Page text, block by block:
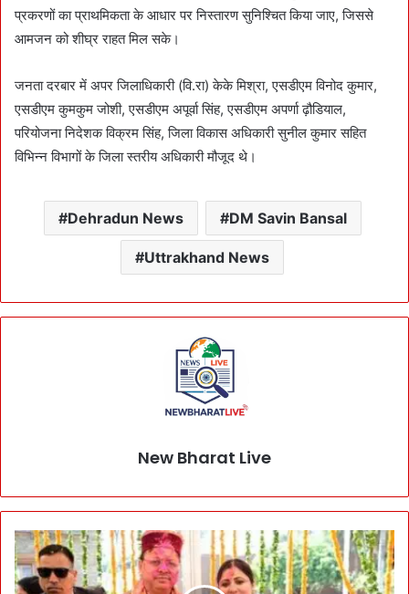
प्रकरणों का प्राथमिकता के आधार पर निस्तारण सुनिश्चित किया जाए, जिससे
आमजन को शीघ्र राहत मिल सके।
जनता दरबार में अपर जिलाधिकारी (वि.रा) केके मिश्रा, एसडीएम विनोद कुमार,
एसडीएम कुमकुम जोशी, एसडीएम अपूर्वा सिंह, एसडीएम अपर्णा ढ़ौडियाल,
परियोजना निदेशक विक्रम सिंह, जिला विकास अधिकारी सुनील कुमार सहित
विभिन्न विभागों के जिला स्तरीय अधिकारी मौजूद थे।
Dehradun News DM Savin Bansal
Uttrakhand News
New Bharat Live